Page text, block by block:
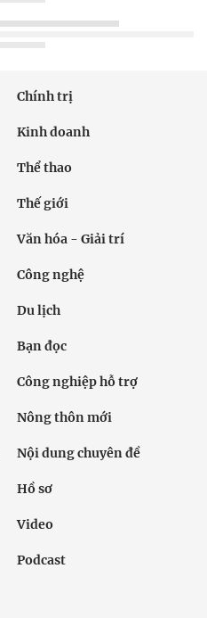
Chính trị
Kinh doanh
Thể thao
Thế giới
Văn hóa - Giải trí
Công nghệ
Du lịch
Bạn đọc
Công nghiệp hỗ trợ
Nông thôn mới
Nội dung chuyên đề
Hồ sơ
Video
Podcast